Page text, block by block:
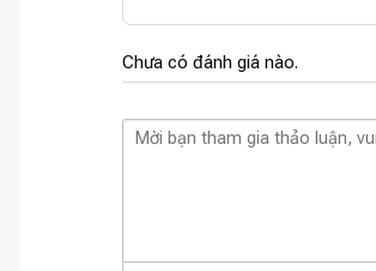
Chưa có đánh giá nào.